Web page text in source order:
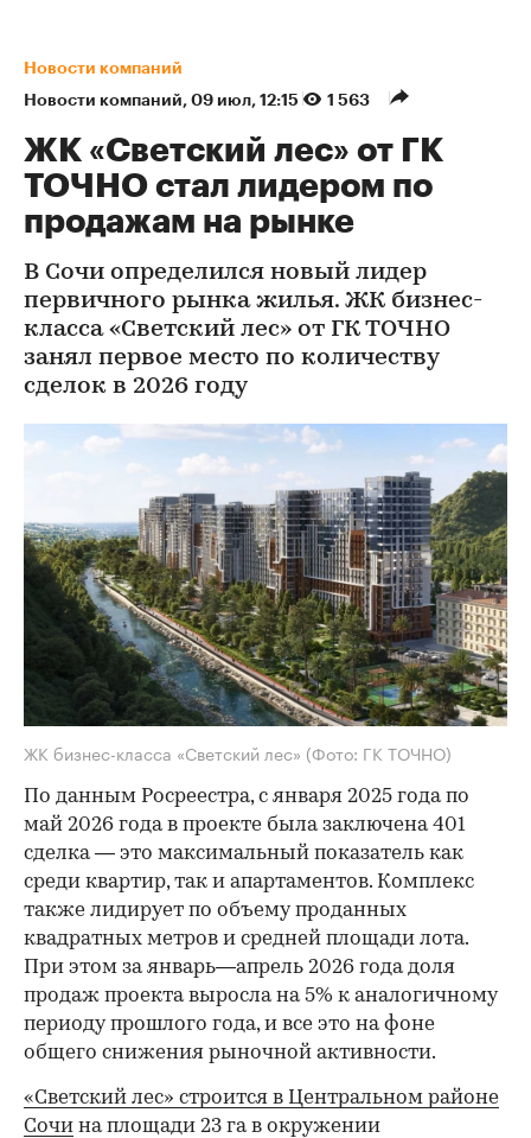
Новости компаний
Новости компаний⁠, 09 июл, 12:15 1 563
ЖК «Светский лес» от ГК
ТОЧНО стал лидером по
продажам на рынке
В Сочи определился новый лидер
первичного рынка жилья. ЖК бизнес-
класса «Светский лес» от ГК ТОЧНО
занял первое место по количеству
сделок в 2026 году
ЖК бизнес-класса «Светский лес» (Фото: ГК ТОЧНО)
По данным Росреестра, с января 2025 года по
май 2026 года в проекте была заключена 401
сделка — это максимальный показатель как
среди квартир, так и апартаментов. Комплекс
также лидирует по объему проданных
квадратных метров и средней площади лота.
При этом за январь—апрель 2026 года доля
продаж проекта выросла на 5% к аналогичному
периоду прошлого года, и все это на фоне
общего снижения рыночной активности.
«Светский лес» строится в Центральном районе
Сочи на площади 23 га в окружении